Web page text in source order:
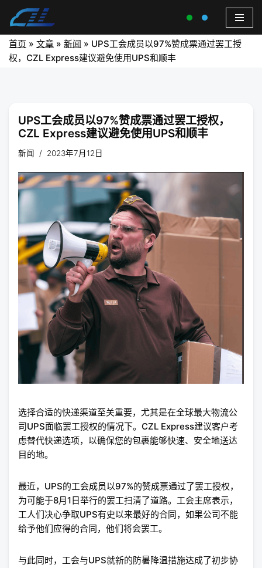
首页 » 文章 » 新闻 » UPS工会成员以97%赞成票通过罢工授
权，CZL Express建议避免使用UPS和顺丰
UPS工会成员以97%赞成票通过罢工授权，
CZL Express建议避免使用UPS和顺丰
新闻 2023年7月12日
选择合适的快递渠道至关重要，尤其是在全球最大物流公
司UPS面临罢工授权的情况下。CZL Express建议客户考
虑替代快递选项，以确保您的包裹能够快速、安全地送达
目的地。
最近，UPS的工会成员以97%的赞成票通过了罢工授权，
为可能于8月1日举行的罢工扫清了道路。工会主席表示，
工人们决心争取UPS有史以来最好的合同，如果公司不能
给予他们应得的合同，他们将会罢工。
与此同时，工会与UPS就新的防暑降温措施达成了初步协